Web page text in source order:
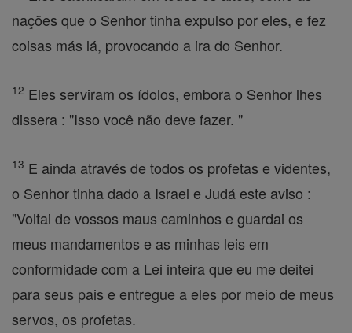
nações que o Senhor tinha expulso por eles, e fez
coisas más lá, provocando a ira do Senhor.
12 Eles serviram os ídolos, embora o Senhor lhes
dissera : "Isso você não deve fazer. "
13 E ainda através de todos os profetas e videntes,
o Senhor tinha dado a Israel e Judá este aviso :
"Voltai de vossos maus caminhos e guardai os
meus mandamentos e as minhas leis em
conformidade com a Lei inteira que eu me deitei
para seus pais e entregue a eles por meio de meus
servos, os profetas.